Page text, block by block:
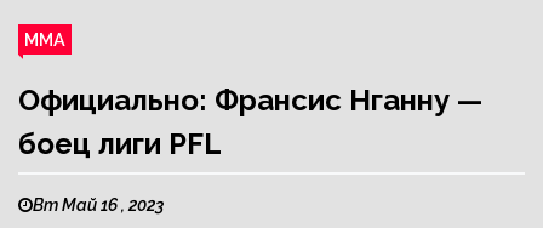
ММА
Официально: Франсис Нганну —
боец лиги PFL
Вт Май 16 , 2023